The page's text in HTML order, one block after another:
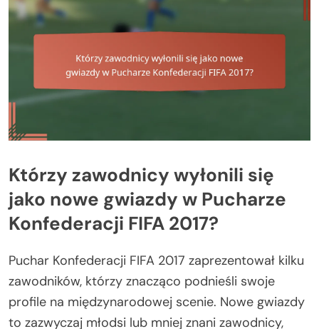
Którzy zawodnicy wyłonili się
jako nowe gwiazdy w Pucharze
Konfederacji FIFA 2017?
Puchar Konfederacji FIFA 2017 zaprezentował kilku
zawodników, którzy znacząco podnieśli swoje
profile na międzynarodowej scenie. Nowe gwiazdy
to zazwyczaj młodsi lub mniej znani zawodnicy,